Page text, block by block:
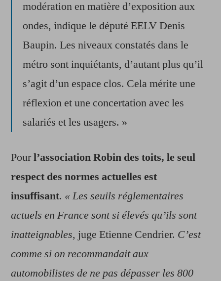
modération en matière d’exposition aux
ondes, indique le député EELV Denis
Baupin. Les niveaux constatés dans le
métro sont inquiétants, d’autant plus qu’il
s’agit d’un espace clos. Cela mérite une
réflexion et une concertation avec les
salariés et les usagers. »
Pourl’association Robin des toits, le seul
respect des normes actuelles est
insuffisant. « Les seuils réglementaires
actuels en France sont si élevés qu’ils sont
inatteignables, juge Etienne Cendrier. C’est
comme si on recommandait aux
automobilistes de ne pas dépasser les 800